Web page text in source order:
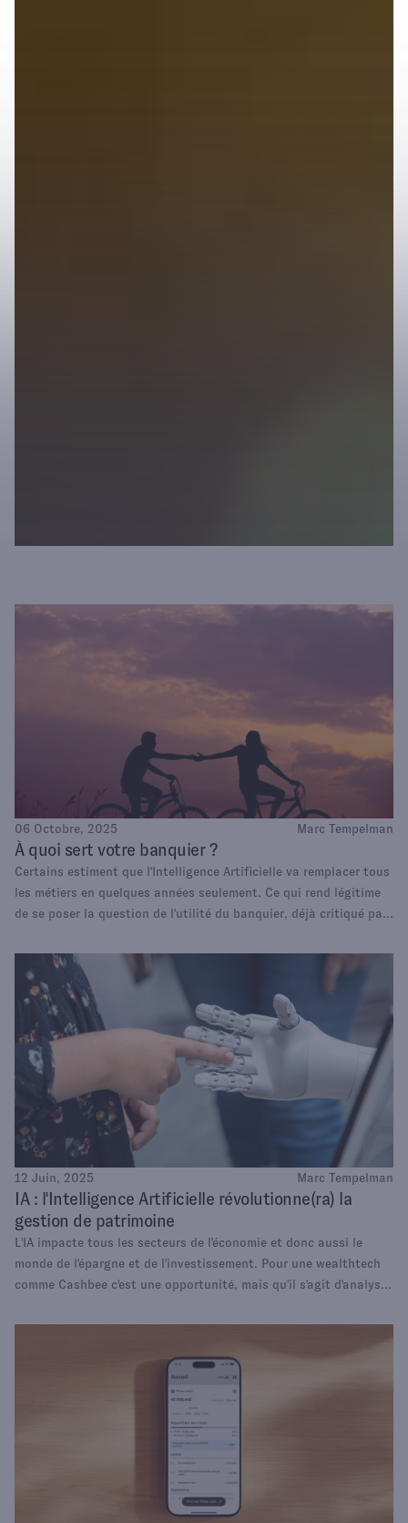
06 Octobre, 2025 Marc Tempelman
À quoi sert votre banquier ?
Certains estiment que l'Intelligence Artificielle va remplacer tous
les métiers en quelques années seulement. Ce qui rend légitime
de se poser la question de l'utilité du banquier, déjà critiqué par
réactivité, sans parler de son éventuel manque d'expertise. Notre
perspective est plus nuancée.
12 Juin, 2025 Marc Tempelman
IA : l'Intelligence Artificielle révolutionne(ra) la
gestion de patrimoine
L'IA impacte tous les secteurs de l'économie et donc aussi le
monde de l'épargne et de l'investissement. Pour une wealthtech
comme Cashbee c'est une opportunité, mais qu'il s'agit d'analyser